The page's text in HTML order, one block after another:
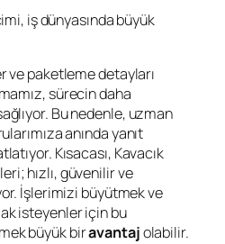
iş dünyasında büyük
ve paketleme detayları
sürecin daha
Bu nedenle, uzman
anında yanıt
Kısacası, Kavacık
hızlı, güvenilir ve
İşlerimizi büyütmek ve
isteyenler için bu
büyük biravantajolabilir.